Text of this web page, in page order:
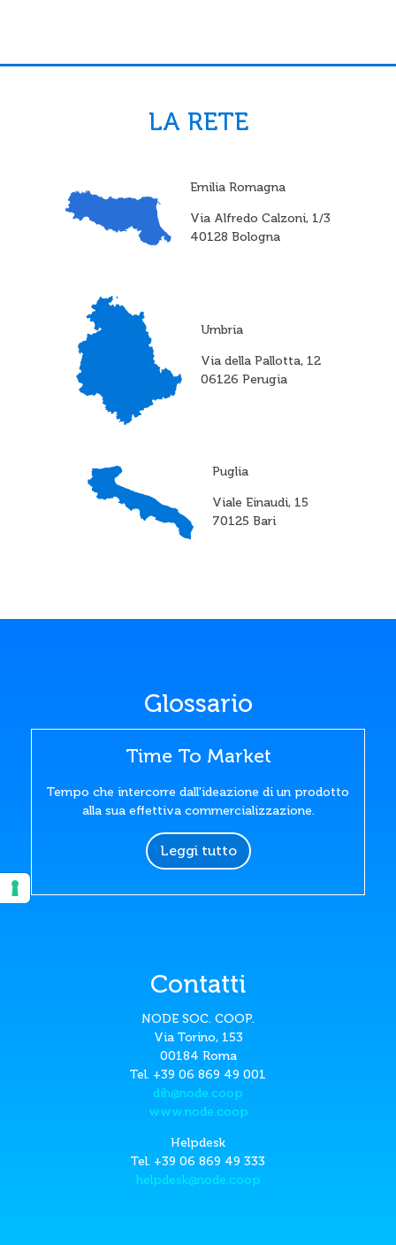
LA RETE
Emilia Romagna
Via Alfredo Calzoni, 1/3
40128 Bologna
Umbria
Via della Pallotta, 12
06126 Perugia
Puglia
Viale Einaudi, 15
70125 Bari
Glossario
Time To Market
Tempo che intercorre dall'ideazione di un prodotto
alla sua effettiva commercializzazione.
Leggi tutto
Contatti
NODE SOC. COOP.
Via Torino, 153
00184 Roma
Tel. +39 06 869 49 001
dih@node.coop
www.node.coop
Helpdesk
Tel. +39 06 869 49 333
helpdesk@node.coop